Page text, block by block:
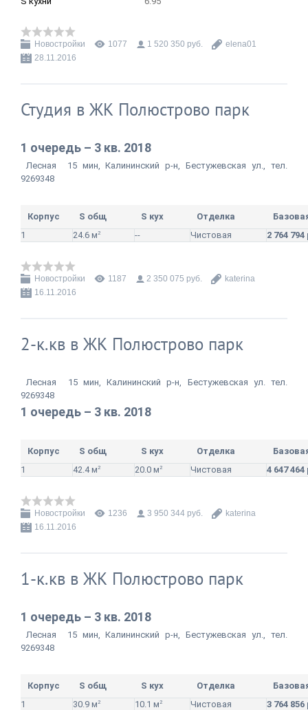
Новостройки 1077 1 520 350 руб.
elena01
28.11.2016
Студия в ЖК Полюстрово парк
1 очередь – 3 кв. 2018
Лесная
15 мин, Калининский р-н, Бестужевская ул., тел.
9269348
Корпус S общ S кух Отделка
1
24.6 м2 -- Чистовая 2 764 794
Новостройки 1187 2 350 075 руб.
katerina
16.11.2016
2-к.кв в ЖК Полюстрово парк
Лесная 15 мин, Калининский р-н, Бестужевская ул. тел.
9269348
1 очередь – 3 кв. 2018
Корпус S общ S кух Отделка
1
42.4 м2 20.0 м2 Чистовая 4 647 464
Новостройки 1236 3 950 344 руб.
katerina
16.11.2016
1-к.кв в ЖК Полюстрово парк
1 очередь – 3 кв. 2018
Лесная 15 мин, Калининский р-н, Бестужевская ул., тел.
9269348
Корпус S общ S кух Отделка
1
30.9 м2 10.1 м2 Чистовая 3 764 856